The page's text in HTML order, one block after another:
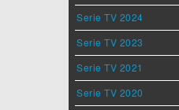
Serie TV 2024
Serie TV 2023
Serie TV 2021
Serie TV 2020